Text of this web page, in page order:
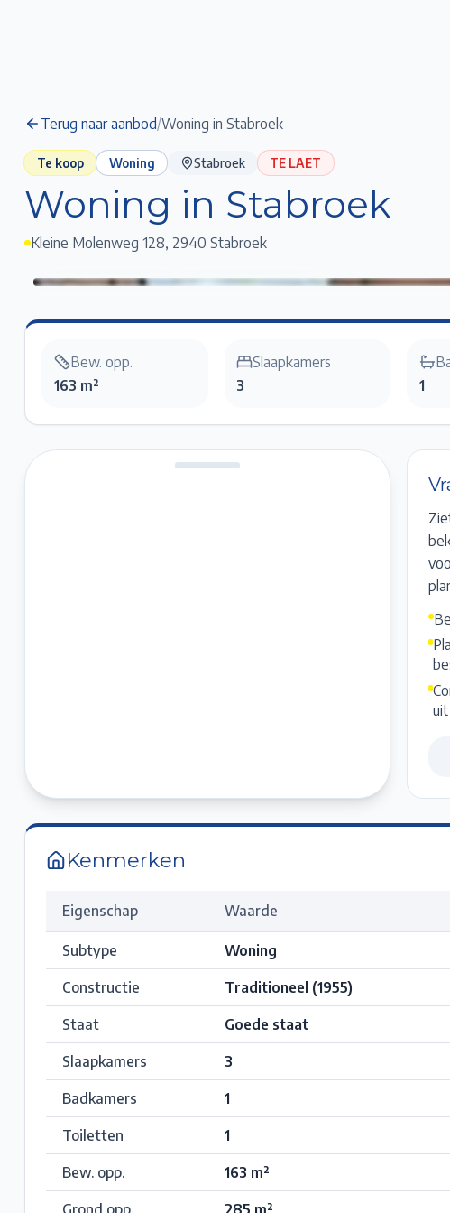
Terug naar aanbod/Woning in Stabroek
Te koop Woning Stabroek TE LAET
Woning in Stabroek
Kleine Molenweg 128, 2940 Stabroek
Bew. opp.
163 m²
Slaapkamers
3
1
uit
Kenmerken
Eigenschap Waarde
Subtype Woning
Constructie Traditioneel (1955)
Staat Goede staat
Slaapkamers 3
Badkamers 1
Toiletten 1
Bew. opp. 163 m²
Grond opp. 285 m²